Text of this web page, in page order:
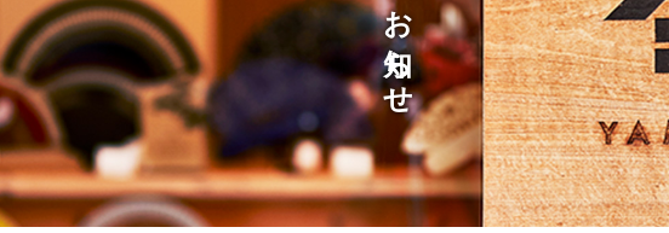
お知らせ